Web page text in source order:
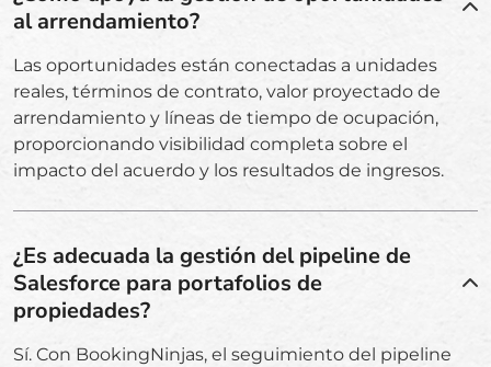
al arrendamiento?
Las oportunidades están conectadas a unidades
reales, términos de contrato, valor proyectado de
arrendamiento y líneas de tiempo de ocupación,
proporcionando visibilidad completa sobre el
impacto del acuerdo y los resultados de ingresos.
¿Es adecuada la gestión del pipeline de
Salesforce para portafolios de
propiedades?
Sí. Con BookingNinjas, el seguimiento del pipeline